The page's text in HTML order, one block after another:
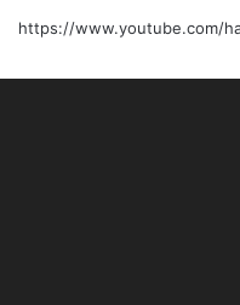
https://www.youtube.com/